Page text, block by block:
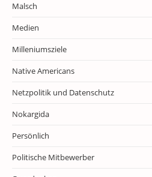
Malsch
Medien
Milleniumsziele
Native Americans
Netzpolitik und Datenschutz
Nokargida
Persönlich
Politische Mitbewerber